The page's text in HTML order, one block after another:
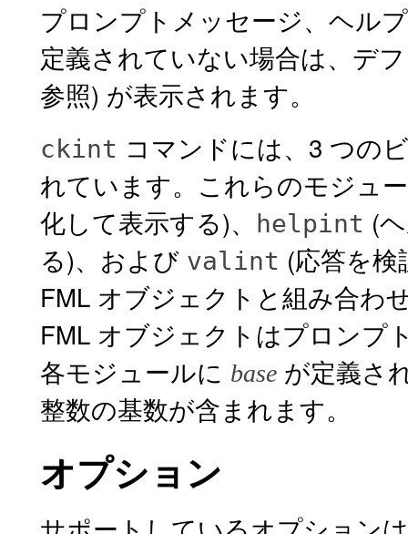
プロンプトメッセージ、ヘル
定義されていない場合は、デ
参照) が表示されます。
ckint コマンドには、3 つの
れています。これらのモジュ
化して表示する)、
helpint (
る)、および valint (応答を
FML オブジェクトと組み合わ
FML オブジェクトはプロンプ
各モジュールに base が定義さ
整数の基数が含まれます。
オプション